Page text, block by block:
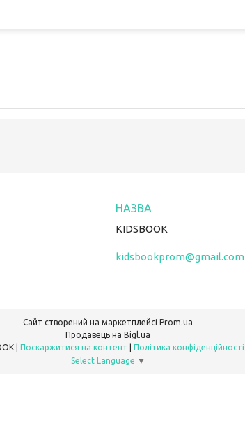
KIDSBOOK
kidsbookprom@gmail.com
Сайт створений на маркетплейсі Prom.ua
Продавець на Bigl.ua
Поскаржитися на контент
Політика конфіденційності
Select Language ▼